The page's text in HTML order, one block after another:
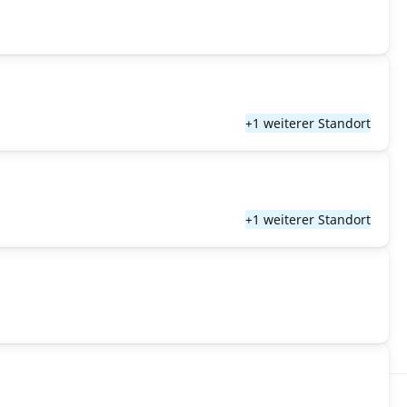
+1 weiterer Standort
+1 weiterer Standort